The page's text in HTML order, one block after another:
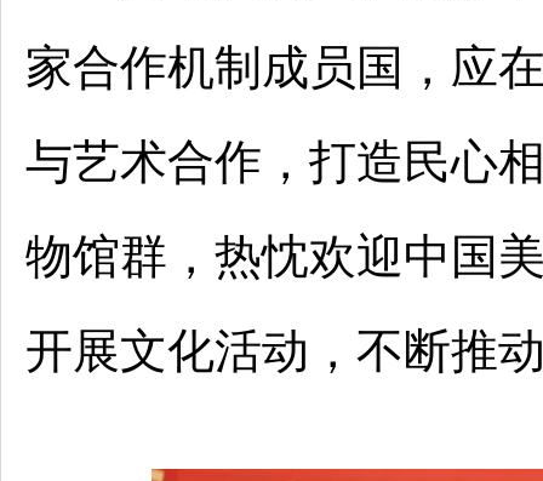
家合作机制成员国，应
与艺术合作，打造民心
物馆群，热忱欢迎中国
开展文化活动，不断推